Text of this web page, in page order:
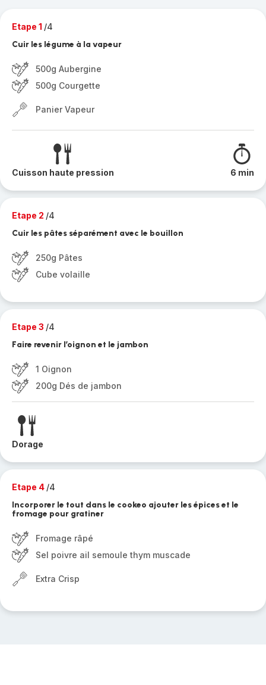
Etape 1 /4
Cuir les légume à la vapeur
500g Aubergine
500g Courgette
Panier Vapeur
Cuisson haute pression 6 min
Etape 2 /4
Cuir les pâtes séparément avec le bouillon
250g Pâtes
Cube volaille
Etape 3 /4
Faire revenir l’oignon et le jambon
1 Oignon
200g Dés de jambon
Dorage
Etape 4 /4
Incorporer le tout dans le cookeo ajouter les épices et le
fromage pour gratiner
Fromage râpé
Sel poivre ail semoule thym muscade
Extra Crisp